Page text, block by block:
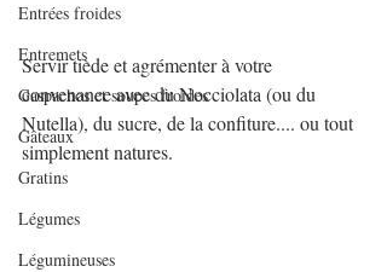
Entrées froides
Entremets
Gaspachos et soupes froides
Gâteaux
Gratins
Légumes
Légumineuses
Servir tiède et agrémenter à votre
convenance avec du Nocciolata (ou du
Nutella), du sucre, de la confiture.... ou tout
simplement natures.